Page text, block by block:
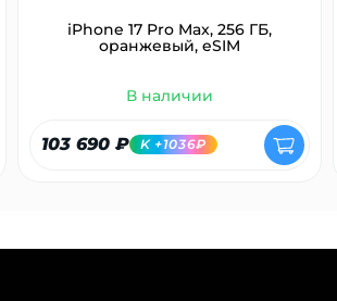
iPhone 17 Pro Max, 256 ГБ,
оранжевый, eSIM
В наличии
103 690 ₽ K +1036₽